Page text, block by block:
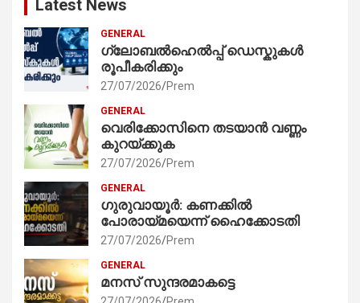
Latest News
GENERAL
ഗ്ലോബൽഹെൽപ്പ് ഡെസ്കുകൾ
രൂപീകരിക്കും
27/07/2026 Prem
GENERAL
വെരിക്കോസിനെ തടയാൻ വണ്ണം
കുറയ്ക്കുക
27/07/2026 Prem
GENERAL
ഗുരുവായൂർ: കണക്കിൽ
പോരായ്മയെന്ന് ഹൈക്കോടതി
27/07/2026 Prem
GENERAL
മനസ് സുന്ദരമാകട്ടെ